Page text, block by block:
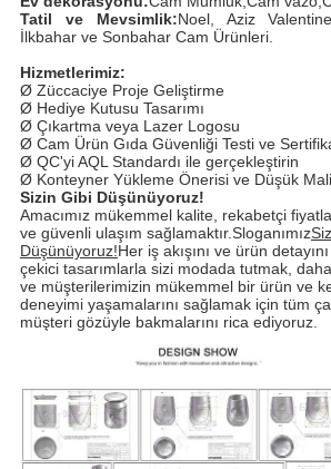
Tatil ve Mevsimlik:Noel, Aziz
İlkbahar ve Sonbahar Cam Ürünleri.
Hizmetlerimiz:
Ø Züccaciye Proje Geliştirme
Ø Hediye Kutusu Tasarımı
Ø Çıkartma veya Lazer Logosu
Ø Cam Ürün Gıda Güvenliği Testi ve
Ø QC'yi AQL Standardı ile gerçekleştirin
Ø Konteyner Yükleme Önerisi ve Düşük
Sizin Gibi Düşünüyoruz!
Amacımız mükemmel kalite, rekabetçi
ve güvenli ulaşım sağlamaktır.Sloganımız
Düşünüyoruz!Her iş akışını ve ürün
çekici tasarımlarla sizi modada tutmak,
ve müşterilerimizin mükemmel bir ürün ve
deneyimi yaşamalarını sağlamak için tüm
müşteri gözüyle bakmalarını rica ediyoruz.